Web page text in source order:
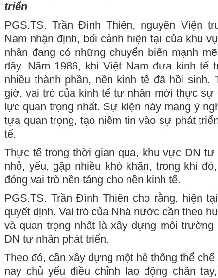
triển
PGS.TS. Trần Đình Thiên, nguyên Viện
Nam nhận định, bối cảnh hiện tại của khu
nhân đang có những chuyển biến mạnh
đây. Năm 1986, khi Việt Nam đưa kinh tế
nhiều thành phần, nền kinh tế đã hồi sinh.
giờ, vai trò của kinh tế tư nhân mới thực sự
lực quan trọng nhất. Sự kiện này mang ý
tựa quan trọng, tạo niềm tin vào sự phát
tế.
Thực tế trong thời gian qua, khu vực DN tư
nhỏ, yếu, gặp nhiều khó khăn, trong khi
đóng vai trò nền tảng cho nền kinh tế.
PGS.TS. Trần Đình Thiên cho rằng, hiện
quyết định. Vai trò của Nhà nước cần theo
và quan trọng nhất là xây dựng môi trường
DN tư nhân phát triển.
Theo đó, cần xây dựng một hệ thống thể
nay chủ yếu điều chỉnh lao động chân